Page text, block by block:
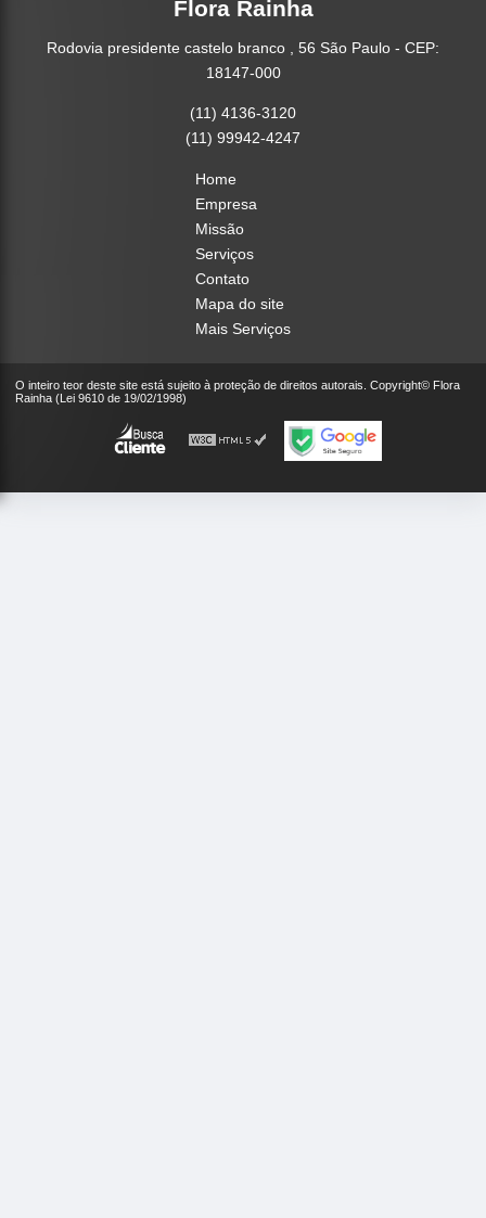
Flora Rainha
Rodovia presidente castelo branco , 56 São Paulo - CEP:
18147-000
(11) 4136-3120
(11) 99942-4247
Home
Empresa
Missão
Serviços
Contato
Mapa do site
Mais Serviços
O inteiro teor deste site está sujeito à proteção de direitos autorais. Copyright© Flora
Rainha (Lei 9610 de 19/02/1998)